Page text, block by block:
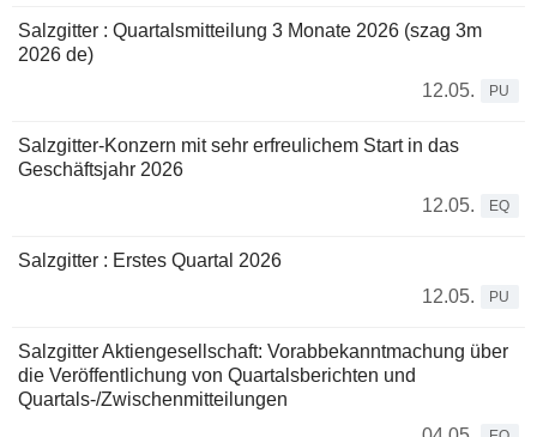
Salzgitter : Quartalsmitteilung 3 Monate 2026 (szag 3m
2026 de)
12.05.
PU
Salzgitter-Konzern mit sehr erfreulichem Start in das
Geschäftsjahr 2026
12.05.
EQ
Salzgitter : Erstes Quartal 2026
12.05.
PU
Salzgitter Aktiengesellschaft: Vorabbekanntmachung über
die Veröffentlichung von Quartalsberichten und
Quartals-/Zwischenmitteilungen